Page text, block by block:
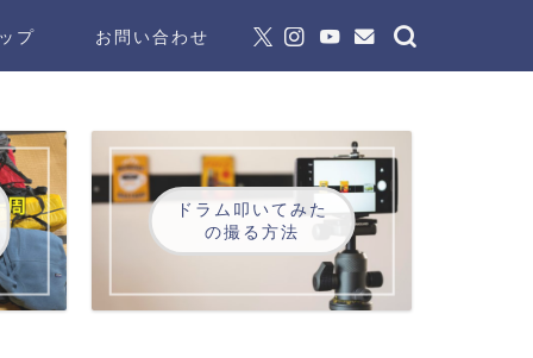
プ お問い合わせ
ドラム叩いてみた
の撮る方法